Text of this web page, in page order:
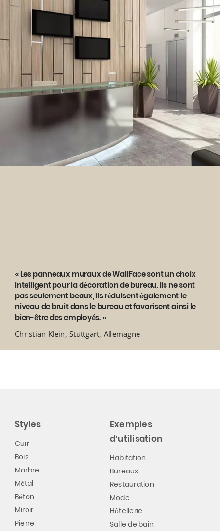
« Les panneaux muraux de WallFace sont un choix
intelligent pour la décoration de bureau. Ils ne sont
pas seulement beaux, ils réduisent également le
niveau de bruit dans le bureau et favorisent ainsi le
bien-être des employés. »
Christian Klein, Stuttgart, Allemagne
Styles
Cuir
Bois
Marbre
Métal
Béton
Miroir
Pierre
Exemples
d’utilisation
Habitation
Bureaux
Restauration
Mode
Hôtellerie
Salle de bain